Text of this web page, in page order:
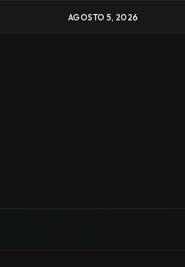
AGOSTO 5, 2026